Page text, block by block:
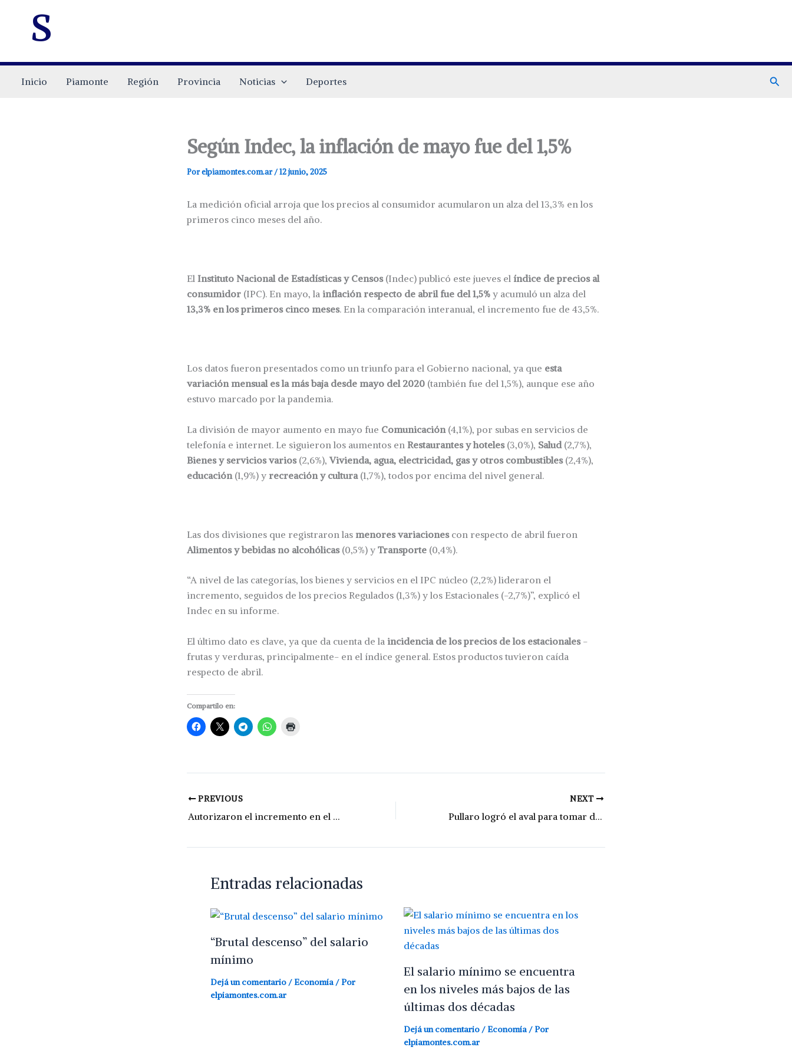
s
Inicio Piamonte Región Provincia Noticias Deportes
Según Indec, la inflación de mayo fue del 1,5%
Porelpiamontes.com.ar/12 junio, 2025
La medición oficial arroja que los precios al consumidor acumularon un alza del 13,3% en los
primeros cinco meses del año.
El Instituto Nacional de Estadísticas y Censos (Indec) publicó este jueves el índice de precios al
consumidor (IPC). En mayo, la inflación respecto de abril fue del 1,5% y acumuló un alza del
13,3% en los primeros cinco meses. En la comparación interanual, el incremento fue de 43,5%.
Los datos fueron presentados como un triunfo para el Gobierno nacional, ya que esta
variación mensual es la más baja desde mayo del 2020 (también fue del 1,5%), aunque ese año
estuvo marcado por la pandemia.
La división de mayor aumento en mayo fue Comunicación (4,1%), por subas en servicios de
telefonía e internet. Le siguieron los aumentos en Restaurantes y hoteles(3,0%), Salud (2,7%),
Bienes y servicios varios(2,6%), Vivienda, agua, electricidad, gas y otros combustibles(2,4%),
educación (1,9%) y recreación y cultura(1,7%), todos por encima del nivel general.
Las dos divisiones que registraron las menores variaciones con respecto de abril fueron
Alimentos y bebidas no alcohólicas(0,5%) y Transporte (0,4%).
“A nivel de las categorías, los bienes y servicios en el IPC núcleo (2,2%) lideraron el
incremento, seguidos de los precios Regulados (1,3%) y los Estacionales (-2,7%)”, explicó el
Indec en su informe.
El último dato es clave, ya que da cuenta de la incidencia de los precios de los estacionales-
frutas y verduras, principalmente- en el índice general. Estos productos tuvieron caída
respecto de abril.
Compartilo en:
PREVIOUS
Autorizaron el incremento en el precio del biodiésel: cuánto impacta en el gasoil
NEXT
Pullaro logró el aval para tomar deuda por más de U$S1.000 millones
Entradas relacionadas
“Brutal descenso” del salario
mínimo
Dejá un comentario / Economía / Por
elpiamontes.com.ar
El salario mínimo se encuentra
en los niveles más bajos de las
últimas dos décadas
Dejá un comentario / Economía/ Por
elpiamontes.com.ar